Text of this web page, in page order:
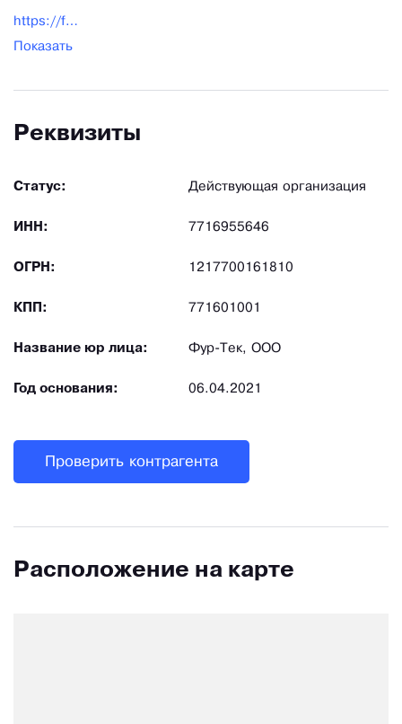
https://furtek.ru/
Показать
Реквизиты
Статус: Действующая организация
ИНН: 7716955646
ОГРН: 1217700161810
КПП: 771601001
Название юр лица: Фур-Тек, ООО
Год основания: 06.04.2021
Проверить контрагента
Расположение на карте